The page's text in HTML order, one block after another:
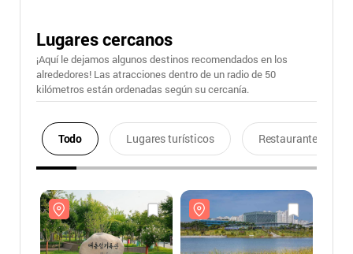
Lugares cercanos
¡Aquí le dejamos algunos destinos recomendados en los
alrededores! Las atracciones dentro de un radio de 50
kilómetros están ordenadas según su cercanía.
Todo Lugares turísticos Restaurantes